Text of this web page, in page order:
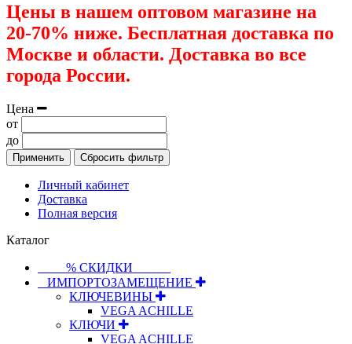
Цены в нашем оптовом магазине на
20-70% ниже. Бесплатная доставка по
Москве и области. Доставка во все
города России.
Цена
от
до
Применить Сбросить фильтр
Личный кабинет
Доставка
Полная версия
Каталог
⠀⠀⠀% СКИДКИ⠀⠀⠀⠀
⠀ИМПОРТОЗАМЕЩЕНИЕ
КЛЮЧЕВИНЫ
VEGA ACHILLE
КЛЮЧИ
VEGA ACHILLE